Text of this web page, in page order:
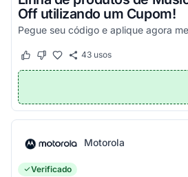
Off utilizando um Cupom!
Este cupom funcionou
Este cupom não funcionou
43usos
Motorola
Verificado